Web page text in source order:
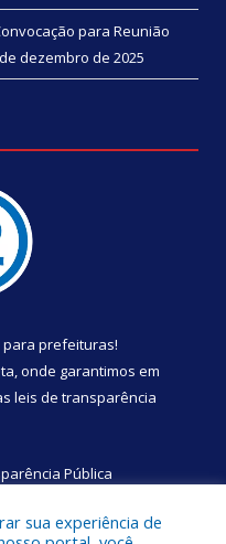
para Reunião
dezembro de 2025
para prefeituras!
onde garantimos em
leis de transparência
Pública
sua experiência de